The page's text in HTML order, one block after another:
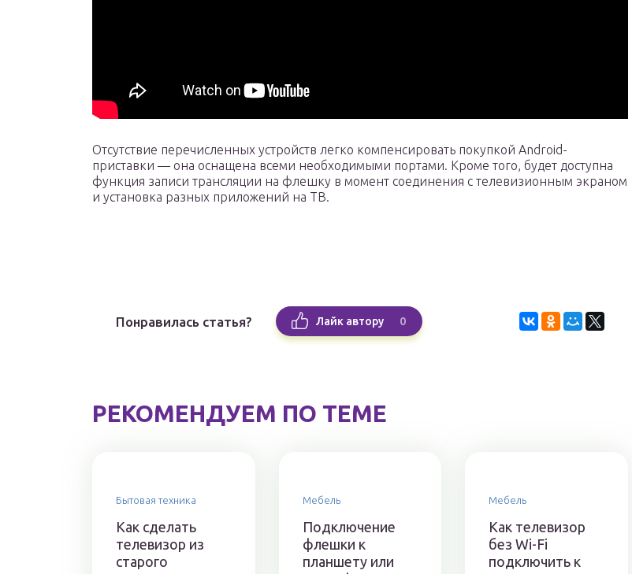
Отсутствие перечисленных устройств легко компенсировать покупкой Android-
приставки — она оснащена всеми необходимыми портами. Кроме того, будет доступна
функция записи трансляции на флешку в момент соединения с телевизионным экраном
и установка разных приложений на ТВ.
Понравилась статья? Лайк автору 0
РЕКОМЕНДУЕМ ПО ТЕМЕ
Бытовая техника
Как сделать
телевизор из
старого
Мебель
Подключение
флешки к
планшету или
Мебель
Как телевизор
без Wi-Fi
подключить к